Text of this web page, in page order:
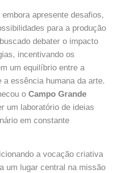
apresente desafios,
para a produção
debater o impacto
incentivando os
um equilíbrio entre a
a essência humana da arte.
oCampo Grande
um laboratório de ideias
em constante
a vocação criativa
um lugar central na missão